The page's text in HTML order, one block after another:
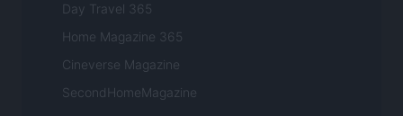
Day Travel 365
Home Magazine 365
Cineverse Magazine
SecondHomeMagazine